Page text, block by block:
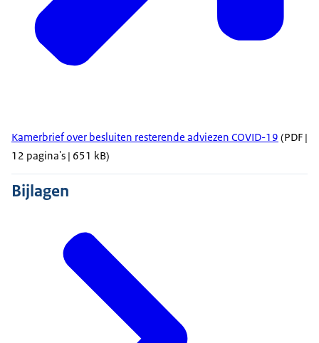
Kamerbrief over besluiten resterende adviezen COVID-19 (PDF |
12 pagina's | 651 kB)
Bijlagen